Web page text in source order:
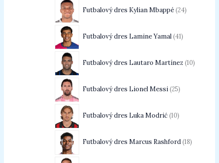
Futbalový dres Kylian Mbappé 24
Futbalový dres Lamine Yamal 41
Futbalový dres Lautaro Martínez 10
Futbalový dres Lionel Messi 25
Futbalový dres Luka Modrić 10
Futbalový dres Marcus Rashford 18